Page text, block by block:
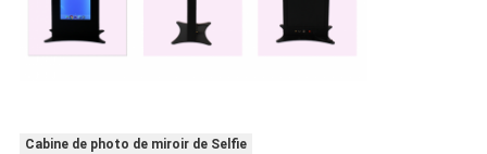
Cabine de photo de miroir de Selfie